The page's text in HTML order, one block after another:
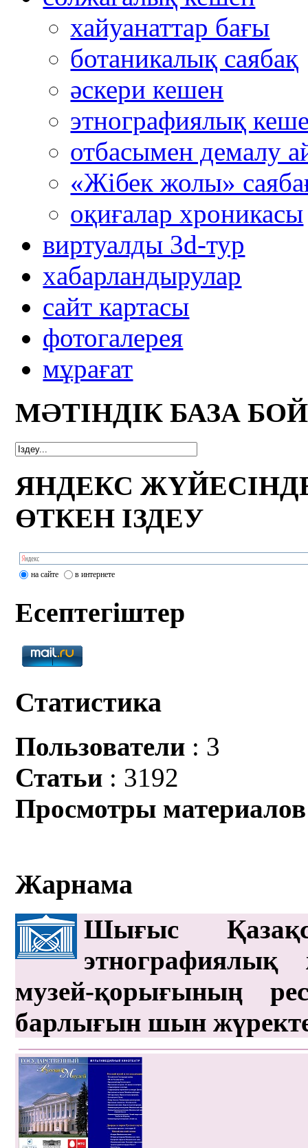
хайуанаттар бағы
ботаникалық саябақ
әскери кешен
этнографиялық
отбасымен демалу
«Жібек жолы»
оқиғалар хроникасы
виртуалды 3d-тур
xабарландырулар
сайт картасы
фотогалерея
мұрағат
МӘТІНДІК БАЗА
ЯНДЕКС
ӨТКЕН ІЗДЕУ
на сайте в интернете
Есептегіштер
Статистика
Пользователи : 3
Статьи : 3192
Просмотры материалов
Жарнама
Шығыс
этнографиялық
музей-қорығының
барлығын шын